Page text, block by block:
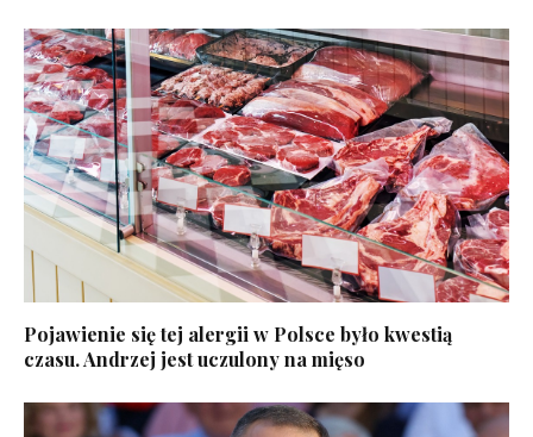
Pojawienie się tej alergii w Polsce było kwestią
czasu. Andrzej jest uczulony na mięso